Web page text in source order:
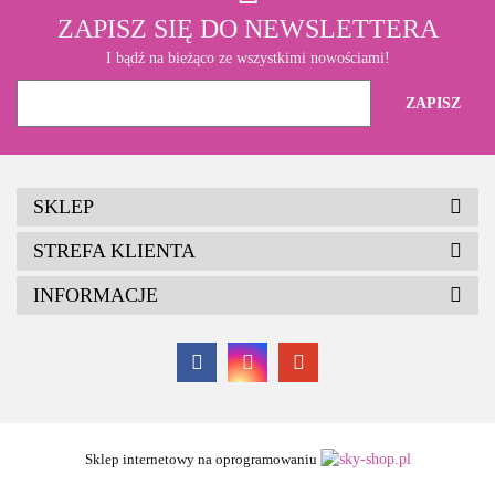
ZAPISZ SIĘ DO NEWSLETTERA
I bądź na bieżąco ze wszystkimi nowościami!
SKLEP
STREFA KLIENTA
INFORMACJE
Sklep internetowy na oprogramowaniu